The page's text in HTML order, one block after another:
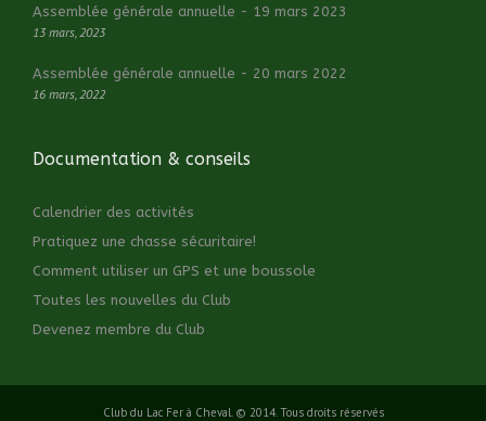
Assemblée générale annuelle - 19 mars 2023
13 mars, 2023
Assemblée générale annuelle - 20 mars 2022
16 mars, 2022
Documentation & conseils
Calendrier des activités
Pratiquez une chasse sécuritaire!
Comment utiliser un GPS et une boussole
Toutes les nouvelles du Club
Devenez membre du Club
Club du Lac Fer à Cheval. © 2014. Tous droits réservés